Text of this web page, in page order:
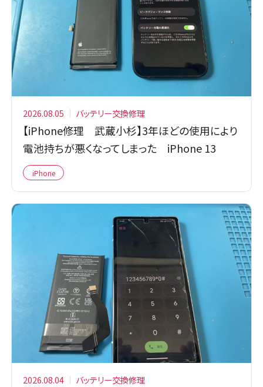
2026.08.05 バッテリー交換修理
【iPhone修理 武蔵小杉】3年ほどの使用により
電池持ちが悪くなってしまった iPhone 13
iPhone
2026.08.04 バッテリー交換修理